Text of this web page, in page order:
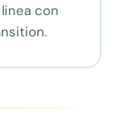
con